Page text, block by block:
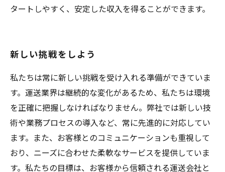
タートしやすく、安定した収入を得ることができます。
新しい挑戦をしよう
私たちは常に新しい挑戦を受け入れる準備ができていま
す。運送業界は継続的な変化があるため、私たちは環境
を正確に把握しなければなりません。弊社では新しい技
術や業務プロセスの導入など、常に先進的に対応してい
ます。また、お客様とのコミュニケーションも重視して
おり、ニーズに合わせた柔軟なサービスを提供していま
す。私たちの目標は、お客様から信頼される運送会社と